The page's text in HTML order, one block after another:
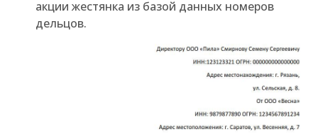
акции жестянка из базой данных номеров
дельцов.